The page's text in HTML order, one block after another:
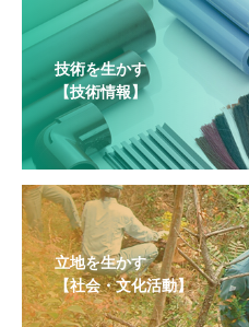
技術を生かす
【技術情報】
立地を生かす
【社会・文化活動】